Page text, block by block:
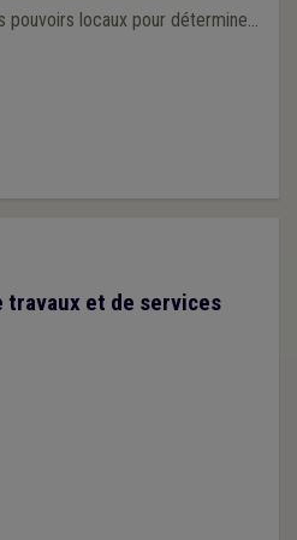
locaux pour déterminer
travaux et de services